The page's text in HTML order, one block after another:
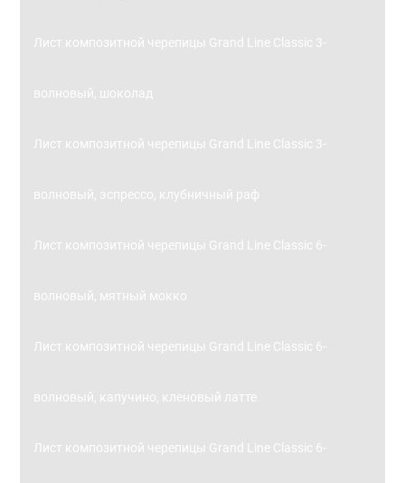
Лист композитной черепицы Grand Line Classic 3-
волновый, шоколад
Лист композитной черепицы Grand Line Classic 3-
волновый, эспрессо, клубничный раф
Лист композитной черепицы Grand Line Classic 6-
волновый, мятный мокко
Лист композитной черепицы Grand Line Classic 6-
волновый, капучино, кленовый латте
Лист композитной черепицы Grand Line Classic 6-